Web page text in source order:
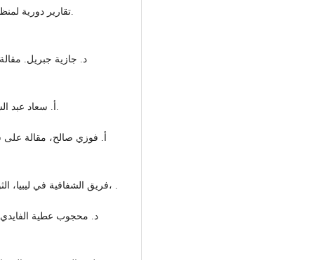
- أ. سعاد عبد السلام. (البيئة الحاضنة للفساد المالي واثاره)، . أبريل 2018.
- فريق الشفافية في ليبيا، الثورة الإدارية (أساس الفساد الإداري في ليبيا) مارس 2010، .